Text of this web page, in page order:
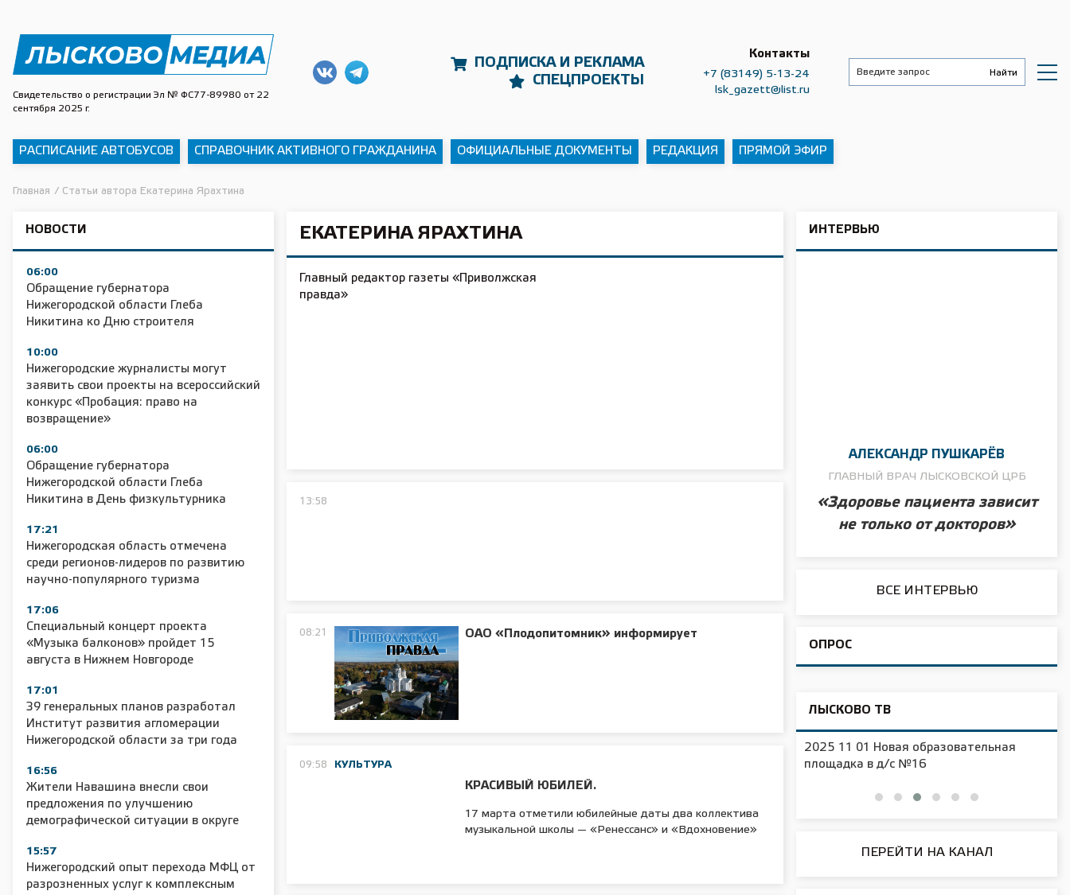
Свидетельство о регистрации Эл № ФС77-89980 от 22
сентября 2025 г.
ПОДПИСКА И РЕКЛАМА
СПЕЦПРОЕКТЫ
Контакты
+7 (83149) 5-13-24
lsk_gazett@list.ru
РАСПИСАНИЕ АВТОБУСОВ СПРАВОЧНИК АКТИВНОГО ГРАЖДАНИНА ОФИЦИАЛЬНЫЕ ДОКУМЕНТЫ РЕДАКЦИЯ ПРЯМОЙ ЭФИР
Главная / Статьи автора Екатерина Ярахтина
НОВОСТИ
06:00
Обращение губернатора
Нижегородской области Глеба
Никитина ко Дню строителя
10:00
Нижегородские журналисты могут
заявить свои проекты на всероссийский
конкурс «Пробация: право на
возвращение»
06:00
Обращение губернатора
Нижегородской области Глеба
Никитина в День физкультурника
17:21
Нижегородская область отмечена
среди регионов-лидеров по развитию
научно-популярного туризма
17:06
Специальный концерт проекта
«Музыка балконов» пройдет 15
августа в Нижнем Новгороде
17:01
39 генеральных планов разработал
Институт развития агломерации
Нижегородской области за три года
16:56
Жители Навашина внесли свои
предложения по улучшению
демографической ситуации в округе
15:57
Нижегородский опыт перехода МФЦ от
разрозненных услуг к комплексным
ЕКАТЕРИНА ЯРАХТИНА
Главный редактор газеты «Приволжская
правда»
13:58
08:21 ОАО «Плодопитомник» информирует
09:58 КУЛЬТУРА
КРАСИВЫЙ ЮБИЛЕЙ.
17 марта отметили юбилейные даты два коллектива
музыкальной школы — «Ренессанс» и «Вдохновение»
ИНТЕРВЬЮ
АЛЕКСАНДР ПУШКАРЁВ
ГЛАВНЫЙ ВРАЧ ЛЫСКОВСКОЙ ЦРБ
«Здоровье пациента зависит
не только от докторов»
ВСЕ ИНТЕРВЬЮ
ОПРОС
ЛЫСКОВО ТВ
11 01 Сельское хозяйство 2025
2025 11 01 Новая образовательная
площадка в д/с №16
ПЕРЕЙТИ НА КАНАЛ